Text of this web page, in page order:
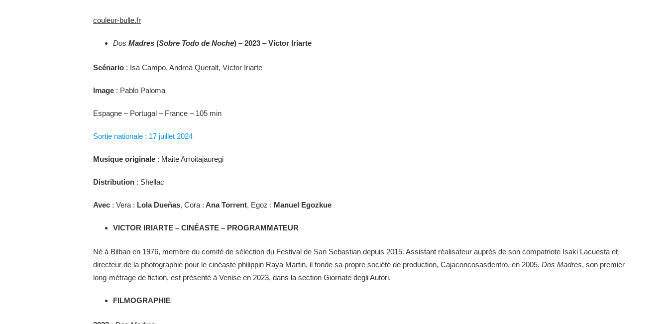
couleur-bulle.fr
Dos Madres (Sobre Todo de Noche) – 2023 –Víctor Iriarte
Scénario : Isa Campo, Andrea Queralt, Víctor Iriarte
Image : Pablo Paloma
Espagne – Portugal – France – 105 min
Sortie nationale : 17 juillet 2024
Musique originale : Maite Arroitajauregi
Distribution : Shellac
Avec : Vera : Lola Dueñas, Cora : Ana Torrent, Egoz : Manuel Egozkue
VICTOR IRIARTE – CINÉASTE – PROGRAMMATEUR
Né à Bilbao en 1976, membre du comité de sélection du Festival de San Sebastian depuis 2015. Assistant réalisateur auprès de son compatriote Isaki Lacuesta et
directeur de la photographie pour le cinéaste philippin Raya Martin, il fonde sa propre société de production, Cajaconcosasdentro, en 2005. Dos Madres, son premier
long-métrage de fiction, est présenté à Venise en 2023, dans la section Giornate degli Autori.
FILMOGRAPHIE